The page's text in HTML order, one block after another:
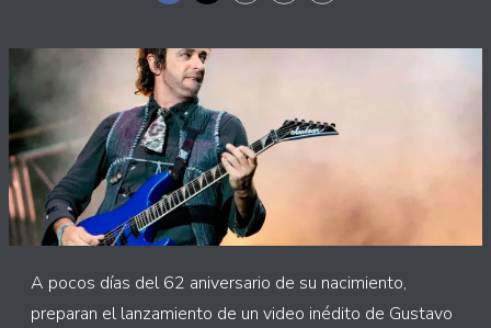
A pocos días del 62 aniversario de su nacimiento,
preparan el lanzamiento de un video inédito de Gustavo